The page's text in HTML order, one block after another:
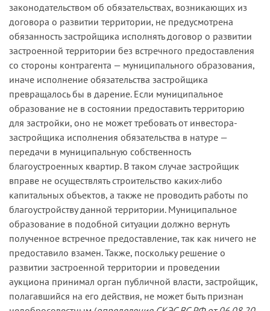
законодательством об обязательствах, возникающих из
договора о развитии территории, не предусмотрена
обязанность застройщика исполнять договор о развитии
застроенной территории без встречного предоставления
со стороны контрагента — муниципального образования,
иначе исполнение обязательства застройщика
превращалось бы в дарение. Если муниципальное
образование не в состоянии предоставить территорию
для застройки, оно не может требовать от инвестора-
застройщика исполнения обязательства в натуре —
передачи в муниципальную собственность
благоустроенных квартир. В таком случае застройщик
вправе не осуществлять строительство каких-либо
капитальных объектов, а также не проводить работы по
благоустройству данной территории. Муниципальное
образование в подобной ситуации должно вернуть
полученное встречное предоставление, так как ничего не
предоставило взамен. Также, поскольку решение о
развитии застроенной территории и проведении
аукциона принимал орган публичной власти, застройщик,
полагавшийся на его действия, не может быть признан